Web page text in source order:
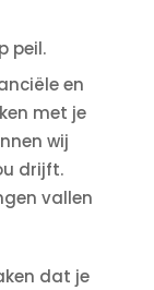
peil.
en
met je
wij
drijft.
vallen
dat je